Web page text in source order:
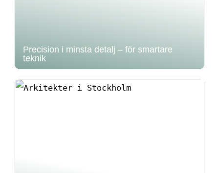
Precision i minsta detalj – för smartare
teknik